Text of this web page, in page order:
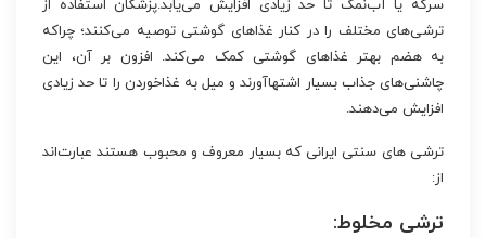
سرکه یا آب‌‏نمک تا حد زیادی افزایش می‏‌یابد.پزشکان استفاده از
ترشی‏‌های مختلف را در کنار غذاهای گوشتی توصیه می‌‏کنند؛ چراکه
به هضم بهتر غذاهای گوشتی کمک می‌کند. افزون بر آن، این
چاشنی‏‌های جذاب بسیار اشتهاآورند و میل به غذاخوردن را تا حد زیادی
افزایش می‏‌دهند.
ترشی های سنتی ایرانی که بسیار معروف و محبوب‌ هستند عبارت‌‏اند
از:
ترشی مخلوط: